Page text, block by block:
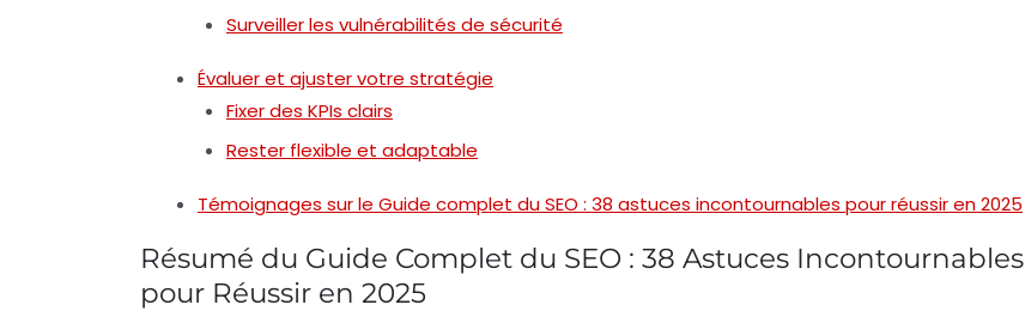
Surveiller les vulnérabilités de sécurité
Évaluer et ajuster votre stratégie
Fixer des KPIs clairs
Rester flexible et adaptable
Témoignages sur le Guide complet du SEO : 38 astuces incontournables pour réussir en 2025
Résumé du Guide Complet du SEO : 38 Astuces Incontournables
pour Réussir en 2025